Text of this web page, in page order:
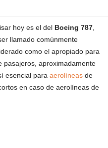
hoy es el del Boeing 787
llamado comúnmente
como el apropiado para
pasajeros, aproximadamente
esencial para aerolíneas de
en caso de aerolíneas de